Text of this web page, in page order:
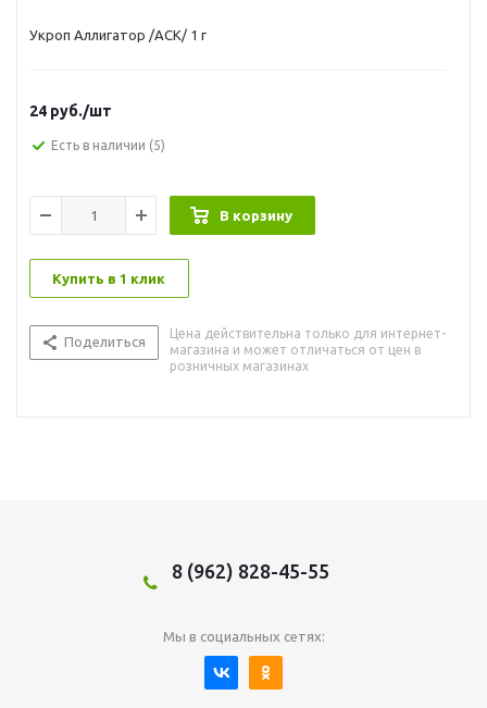
Укроп Аллигатор /АСК/ 1 г
24 руб./шт
Есть в наличии (5)
В корзину
Купить в 1 клик
Поделиться
Цена действительна только для интернет-
магазина и может отличаться от цен в
розничных магазинах
8 (962) 828-45-55
Мы в социальных сетях: